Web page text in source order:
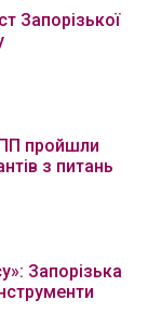
Запорізької
пройшли
з питань
Запорізька